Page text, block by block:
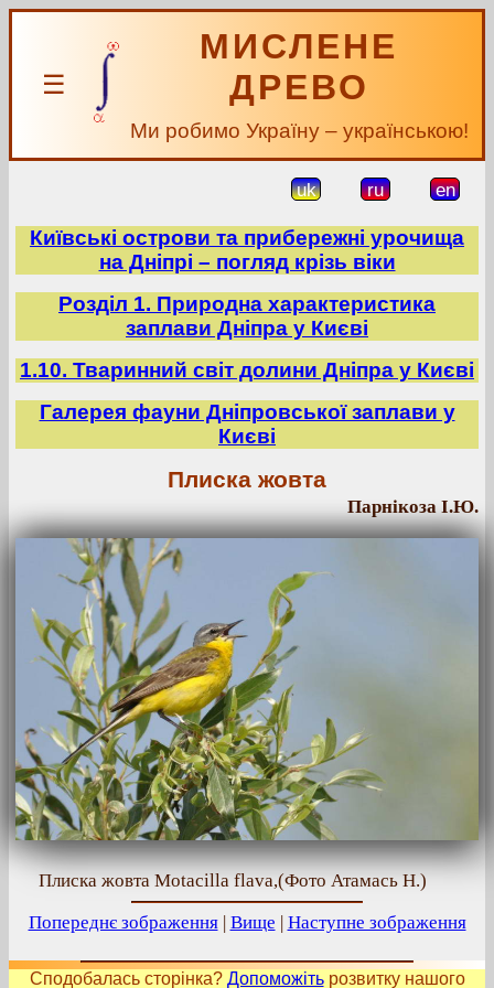
☰
МИСЛЕНЕ
ДРЕВО
Ми робимо Україну – українською!
uk ru en
Київські острови та прибережні урочища
на Дніпрі – погляд крізь віки
Розділ 1. Природна характеристика
заплави Дніпра у Києві
1.10. Тваринний світ долини Дніпра у Києві
Галерея фауни Дніпровської заплави у
Києві
Плиска жовта
Парнікоза І.Ю.
Плиска жовта Motacilla flava,(Фото Атамась Н.)
Попереднє зображення| Вище | Наступне зображення
Сподобалась сторінка? Допоможітьрозвитку нашого